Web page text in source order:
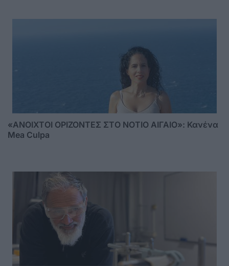
«ΑΝΟΙΧΤΟΙ ΟΡΙΖΟΝΤΕΣ ΣΤΟ ΝΟΤΙΟ ΑΙΓΑΙΟ»: Κανένα
Mea Culpa